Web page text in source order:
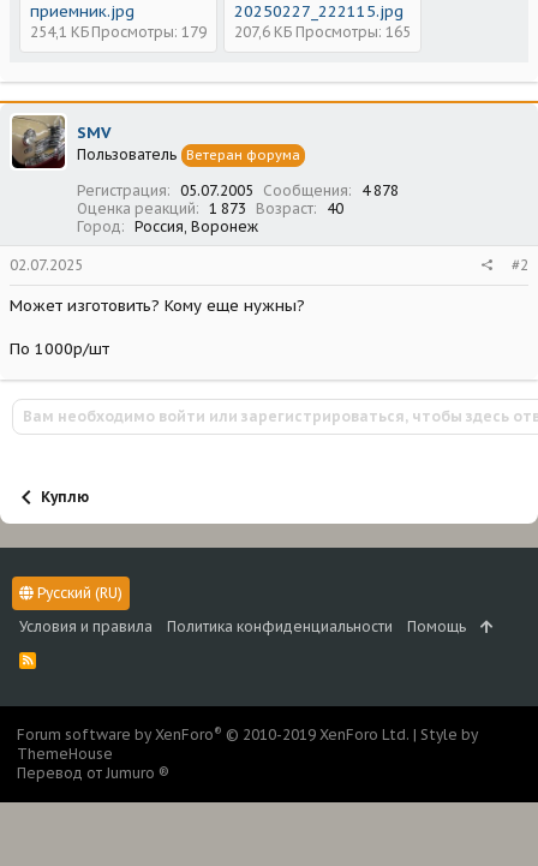
приемник.jpg
254,1 КБ Просмотры: 179
20250227_222115.jpg
207,6 КБ Просмотры: 165
SMV
Пользователь Ветеран форума
Регистрация 05.07.2005 Сообщения
4 878
Оценка реакций
1 873 Возраст
40
Город
Россия, Воронеж
02.07.2025 #2
Может изготовить? Кому еще нужны?
По 1000р/шт
Вам необходимо войти или зарегистрироваться, чтобы здесь
Куплю
Русский (RU)
Условия и правила
Политика конфиденциальности Помощь
R
Forum software by XenForo® © 2010-2019 XenForo Ltd. | Style by
ThemeHouse
Перевод от Jumuro ®